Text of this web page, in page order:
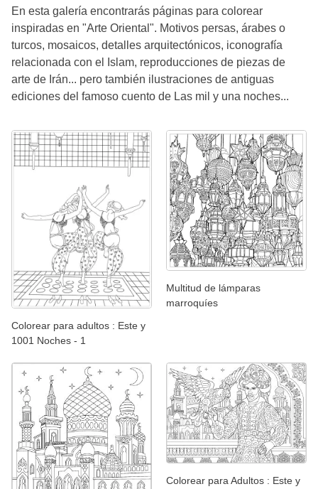
En esta galería encontrarás páginas para colorear
inspiradas en "Arte Oriental". Motivos persas, árabes o
turcos, mosaicos, detalles arquitectónicos, iconografía
relacionada con el Islam, reproducciones de piezas de
arte de Irán... pero también ilustraciones de antiguas
ediciones del famoso cuento de Las mil y una noches...
Colorear para adultos : Este y
1001 Noches - 1
Multitud de lámparas
marroquíes
Colorear para Adultos : Este y